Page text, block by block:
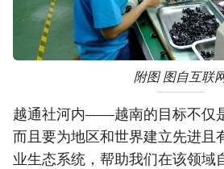
附图 图自互联
越通社河内——越南的目标不仅
而且要为地区和世界建立先进且
业生态系统，帮助我们在该领域